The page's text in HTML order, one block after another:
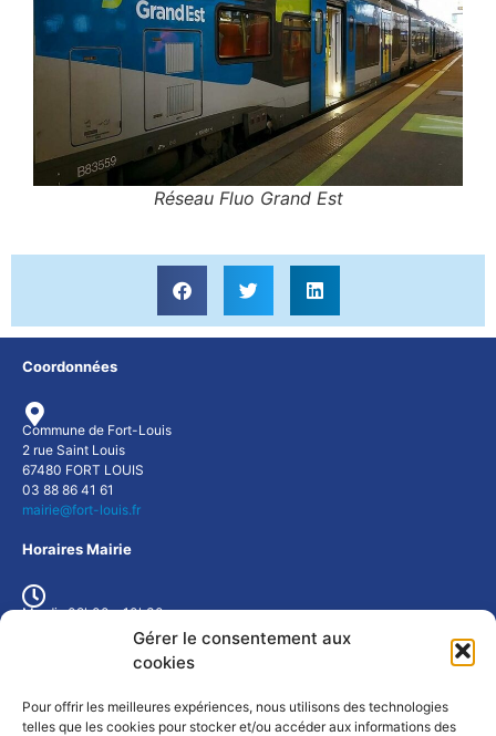
Gérer le consentement aux
cookies
Pour offrir les meilleures expériences, nous utilisons des technologies
telles que les cookies pour stocker et/ou accéder aux informations des
Réseau Fluo Grand Est
Coordonnées
Commune de Fort-Louis
2 rue Saint Louis
67480 FORT LOUIS
03 88 86 41 61
mairie@fort-louis.fr
Horaires Mairie
Mardi : 09h00 - 10h30
Mercredi : 9h00 - 10h30
ou sur rendez-vous
Météo Fort-Louis